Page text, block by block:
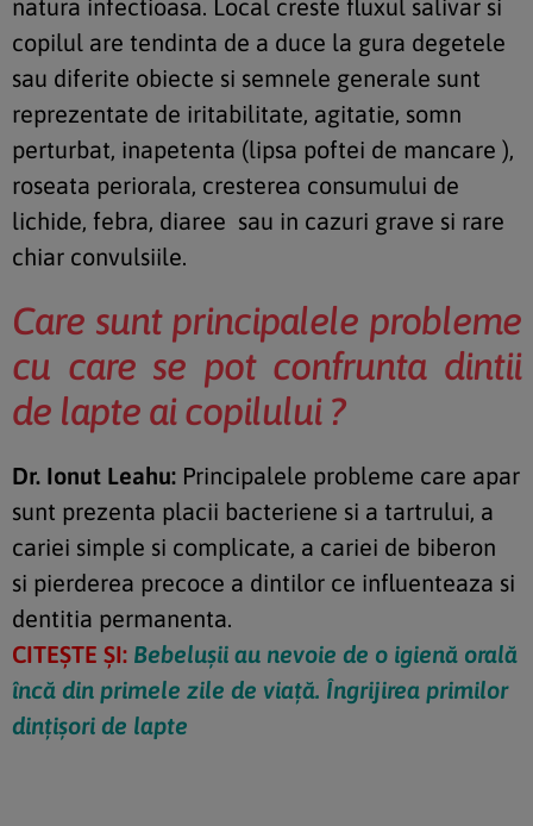
natura infectioasa. Local creste fluxul salivar si
copilul are tendinta de a duce la gura degetele
sau diferite obiecte si semnele generale sunt
reprezentate de iritabilitate, agitatie, somn
perturbat, inapetenta (lipsa poftei de mancare ),
roseata periorala, cresterea consumului de
lichide, febra, diaree sau in cazuri grave si rare
chiar convulsiile.
Care sunt principalele probleme
cu care se pot confrunta dintii
de lapte ai copilului ?
Dr. Ionut Leahu: Principalele probleme care apar
sunt prezenta placii bacteriene si a tartrului, a
cariei simple si complicate, a cariei de biberon
si pierderea precoce a dintilor ce influenteaza si
dentitia permanenta.
CITEȘTE ȘI: Bebelușii au nevoie de o igienă orală
încă din primele zile de viață. Îngrijirea primilor
dințișori de lapte